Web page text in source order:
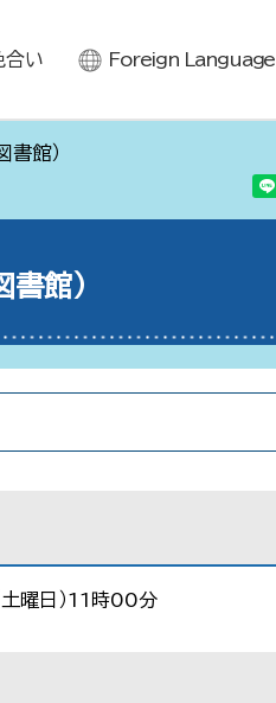
合い Foreign Language
書館）
館）
曜日）11時00分